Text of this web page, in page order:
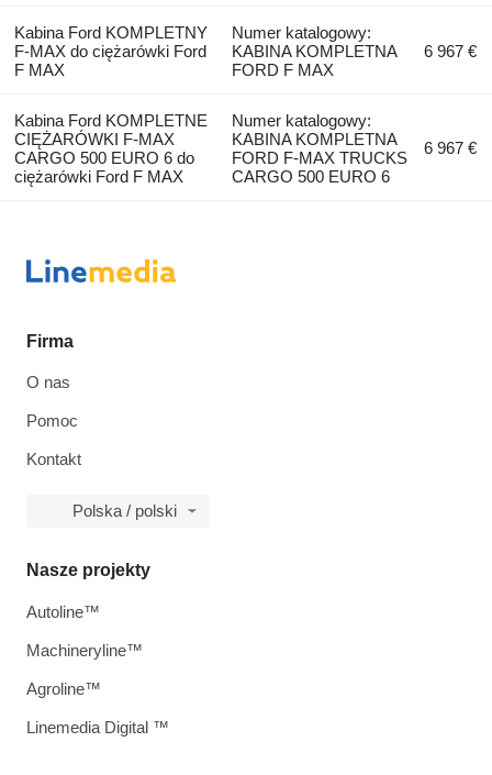
Kabina Ford KOMPLETNY
F-MAX do ciężarówki Ford
F MAX
Numer katalogowy:
KABINA KOMPLETNA
FORD F MAX
6 967 €
Kabina Ford KOMPLETNE
CIĘŻARÓWKI F-MAX
CARGO 500 EURO 6 do
ciężarówki Ford F MAX
Numer katalogowy:
KABINA KOMPLETNA
FORD F-MAX TRUCKS
CARGO 500 EURO 6
6 967 €
Firma
O nas
Pomoc
Kontakt
Polska / polski
Nasze projekty
Autoline™
Machineryline™
Agroline™
Linemedia Digital ™